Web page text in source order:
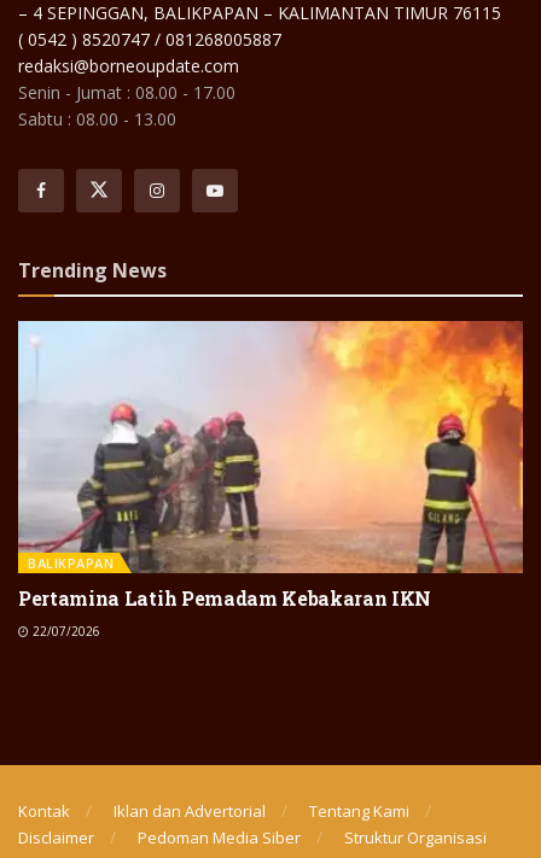
– 4 SEPINGGAN, BALIKPAPAN – KALIMANTAN TIMUR 76115
( 0542 ) 8520747 / 081268005887
redaksi@borneoupdate.com
Senin - Jumat : 08.00 - 17.00
Sabtu : 08.00 - 13.00
Trending News
BALIKPAPAN
Pertamina Latih Pemadam Kebakaran IKN
22/07/2026
Kontak Iklan dan Advertorial
Tentang Kami
Disclaimer
Pedoman Media Siber Struktur Organisasi